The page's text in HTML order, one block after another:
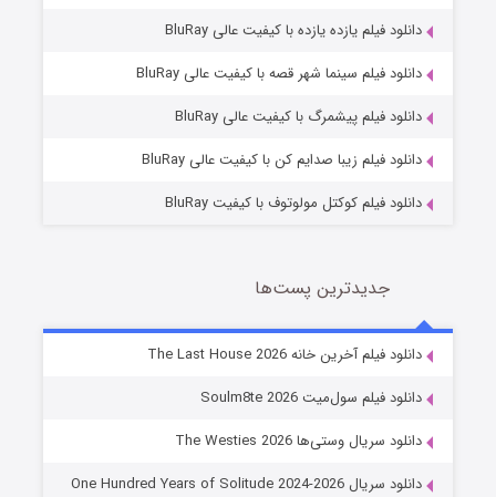
خاندان اژدها فصل ۳
دانلود فیلم یازده یازده با کیفیت عالی BluRay
دانلود فیلم سینما شهر قصه با کیفیت عالی BluRay
دانلود فیلم پیشمرگ با کیفیت عالی BluRay
دانلود فیلم زیبا صدایم کن با کیفیت عالی BluRay
دانلود فیلم کوکتل مولوتوف با کیفیت BluRay
جدیدترین پست‌ها
دانلود فیلم آخرین خانه The Last House 2026
دانلود فیلم سول‌میت Soulm8te 2026
دانلود سریال وستی‌ها The Westies 2026
دانلود سریال One Hundred Years of Solitude 2024-2026